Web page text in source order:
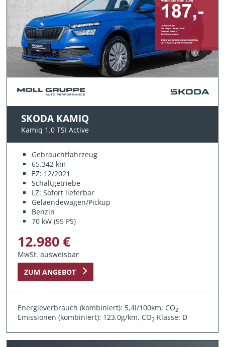
SKODA KAMIQ
Kamiq 1.0 TSI Active
Gebrauchtfahrzeug
65.342 km
EZ: 12/2021
Schaltgetriebe
LZ: Sofort lieferbar
Gelaendewagen/Pickup
Benzin
70 kW (95 PS)
12.980 €
MwSt. ausweisbar
ZUM ANGEBOT
Energieverbrauch (kombiniert): 5,4l/100km, CO2
Emissionen (kombiniert): 123,0g/km, CO2 Klasse: D